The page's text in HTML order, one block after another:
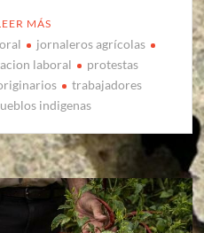
MÁS
jornaleros agrícolas
laboral
protestas
trabajadores
indigenas